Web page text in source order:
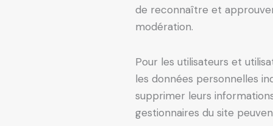
de reconnaître et
modération.
Pour les utilisateurs et
les données personnelles
supprimer leurs
gestionnaires du site